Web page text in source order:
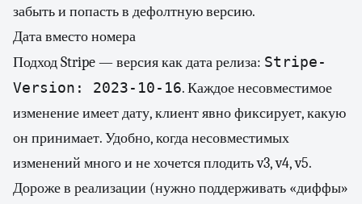
забыть и попасть в дефолтную версию.
Дата вместо номера
Подход Stripe — версия как дата релиза: Stripe-
Version: 2023-10-16. Каждое несовместимое
изменение имеет дату, клиент явно фиксирует, какую
он принимает. Удобно, когда несовместимых
изменений много и не хочется плодить v3, v4, v5.
Дороже в реализации (нужно поддерживать «диффы»